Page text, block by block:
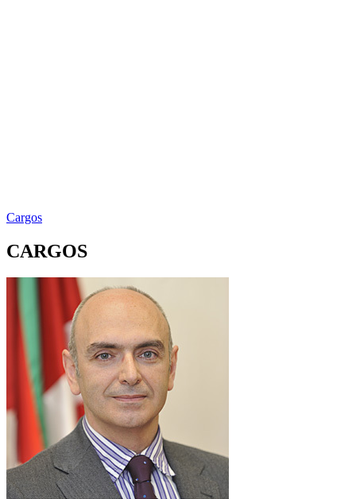
Cargos
CARGOS